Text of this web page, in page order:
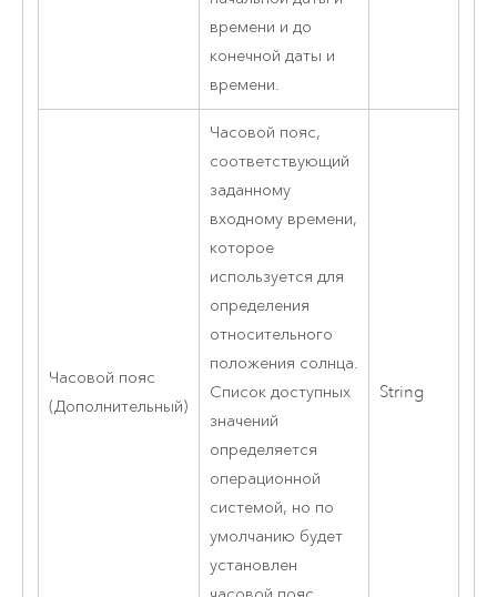
времени и до
конечной даты и
времени.
Часовой пояс
(Дополнительный)
Часовой пояс,
соответствующий
заданному
входному времени,
которое
используется для
определения
относительного
положения солнца.
Список доступных
значений
определяется
операционной
системой, но по
умолчанию будет
установлен
String